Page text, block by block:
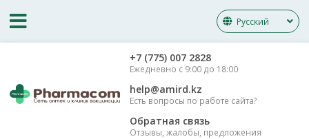
Русский
‎+7 (775) 007 2828
Ежедневно с 9:00 до 18:00
help@amird.kz
Есть вопросы по работе сайта?
Обратная связь
Отзывы, жалобы, предложения